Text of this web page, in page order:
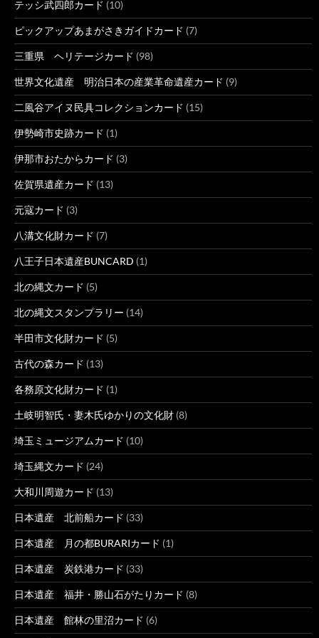
テッシ武四郎カード (10)
ピックアップあまがさきガイドカード (7)
三重県 ヘリテージカード (98)
世界文化遺産 明治日本の産業革命遺産カード (9)
二風谷アイヌ民具コレクションカード (15)
伊勢崎市史跡カード (1)
伊那市おたからカード (3)
佐賀県遺産カード (13)
元寇カード (3)
八溝文化財カード (7)
八王子日本遺産BUNCARD (1)
北の縄文カード (5)
北の縄文スタンプラリー (14)
半田市文化財カード (5)
古代の森カード (13)
各務原文化財カード (1)
土岐明智氏・妻木氏ゆかりの文化財 (8)
埼玉ミュージアムカード (10)
埼玉縄文カード (24)
大和川周遊カード (13)
日本遺産 北前船カード (33)
日本遺産 月の都BURARIカード (1)
日本遺産 炭鉄港カード (33)
日本遺産 福井・勝山石がたりカード (8)
日本遺産 館林の里沼カード (6)